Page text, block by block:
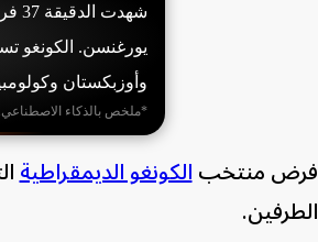
وأوزبكستان
*ملخص بالذكاء
فرض منتخبالكونغو الديمقراطية
الطرفين.